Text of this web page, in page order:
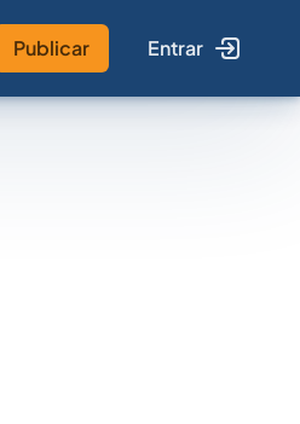
Publicar Entrar